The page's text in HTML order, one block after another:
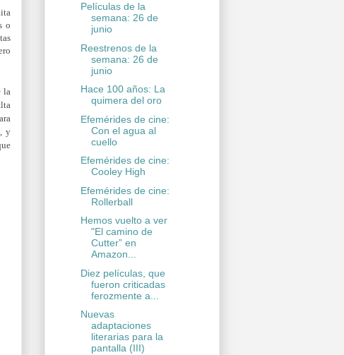
o
la
y
Películas de la
semana: 26 de
junio
Reestrenos de la
semana: 26 de
junio
Hace 100 años: La
quimera del oro
Efemérides de cine:
Con el agua al
cuello
Efemérides de cine:
Cooley High
Efemérides de cine:
Rollerball
Hemos vuelto a ver
"El camino de
Cutter” en
Amazon...
Diez películas, que
fueron criticadas
ferozmente a...
Nuevas
adaptaciones
literarias para la
pantalla (III)